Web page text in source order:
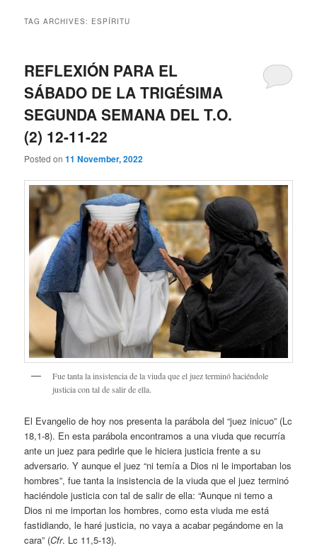
TAG ARCHIVES: ESPÍRITU
REFLEXIÓN PARA EL
SÁBADO DE LA TRIGÉSIMA
SEGUNDA SEMANA DEL T.O.
(2) 12-11-22
Posted on11 November, 2022
Fue tanta la insistencia de la viuda que el juez terminó haciéndole
justicia con tal de salir de ella.
El Evangelio de hoy nos presenta la parábola del “juez inicuo” (Lc
18,1-8). En esta parábola encontramos a una viuda que recurría
ante un juez para pedirle que le hiciera justicia frente a su
adversario. Y aunque el juez “ni temía a Dios ni le importaban los
hombres”, fue tanta la insistencia de la viuda que el juez terminó
haciéndole justicia con tal de salir de ella: “Aunque ni temo a
Dios ni me importan los hombres, como esta viuda me está
fastidiando, le haré justicia, no vaya a acabar pegándome en la
cara” (Cfr. Lc 11,5-13).